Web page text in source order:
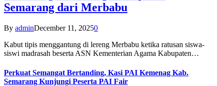
Semarang dari Merbabu
By adminDecember 11, 20250
Kabut tipis menggantung di lereng Merbabu ketika ratusan siswa-
siswi madrasah beserta ASN Kementerian Agama Kabupaten…
Perkuat Semangat Bertanding, Kasi PAI Kemenag Kab.
Semarang Kunjungi Peserta PAI Fair